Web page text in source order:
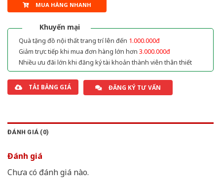
MUA HÀNG NHANH
Khuyến mại
Quà tặng đồ nội thất trang trí lên đến 1.000.000đ
Giảm trực tiếp khi mua đơn hàng lớn hơn 3.000.000đ
Nhiều ưu đãi lớn khi đăng ký tài khoản thành viên thân thiết
TẢI BẢNG GIÁ ĐĂNG KÝ TƯ VẤN
ĐÁNH GIÁ (0)
Đánh giá
Chưa có đánh giá nào.